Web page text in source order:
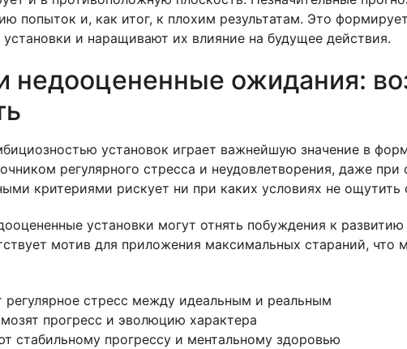
попыток и, как итог, к плохим результатам. Это
и наращивают их влияние на будущее действия.
недооцененные ожидания:
установок играет важнейшую значение в
регулярного стресса и неудовлетворения, даже
критериями рискует ни при каких условиях не
установки могут отнять побуждения к
мотив для приложения максимальных стараний, что
стресс между идеальным и реальным
прогресс и эволюцию характера
стабильному прогрессу и ментальному здоровью